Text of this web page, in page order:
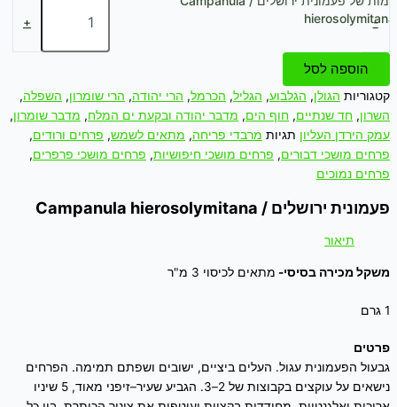
-
hierosolymitana
+
הוספה לסל
קטגוריות הגולן, הגלבוע, הגליל, הכרמל, הרי יהודה, הרי שומרון, השפלה,
השרון, חד שנתיים, חוף הים, מדבר יהודה ובקעת ים המלח, מדבר שומרון,
עמק הירדן העליון תגיות מרבדי פריחה, מתאים לשמש, פרחים ורודים,
פרחים מושכי דבורים, פרחים מושכי חיפושיות, פרחים מושכי פרפרים,
פרחים נמוכים
פעמונית ירושלים / Campanula hierosolymitana
תיאור
משקל מכירה בסיסי- מתאים לכיסוי 3 מ"ר
1 גרם
פרטים
גבעול הפעמונית עגול. העלים ביציים, ישובים ושפתם תמימה. הפרחים
נישאים על עוקצים בקבוצות של 2–3. הגביע שעיר–זיפני מאוד, 5 שיניו